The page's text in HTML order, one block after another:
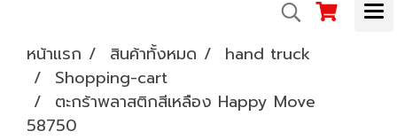
หน้าแรก สินค้าทั้งหมด
hand truck
Shopping-cart
ตะกร้าพลาสติกสีเหลือง Happy Move
58750